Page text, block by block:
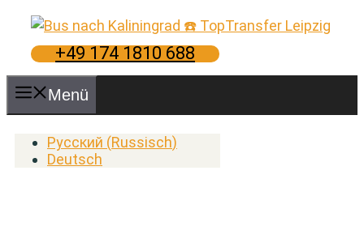
Zum
Inhalt
springen+49 174 1810 688
Menü
Русский (Russisch)
Deutsch